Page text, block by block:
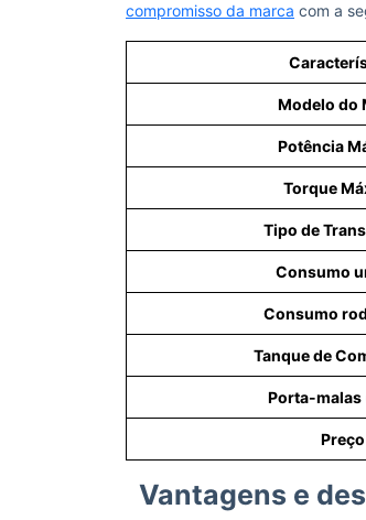
compromisso da marca com a
Modelo do
Potência
Torque
Tipo de
Consumo
Consumo
Tanque de
Porta-
Preço
Vantagens e